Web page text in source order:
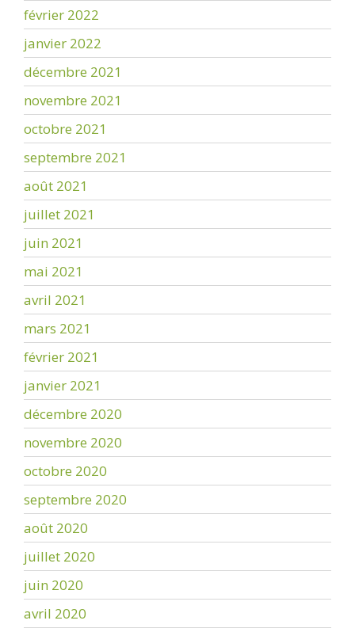
février 2022
janvier 2022
décembre 2021
novembre 2021
octobre 2021
septembre 2021
août 2021
juillet 2021
juin 2021
mai 2021
avril 2021
mars 2021
février 2021
janvier 2021
décembre 2020
novembre 2020
octobre 2020
septembre 2020
août 2020
juillet 2020
juin 2020
avril 2020